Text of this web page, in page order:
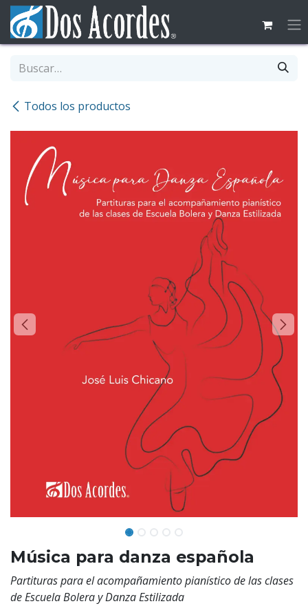
Ir al contenido
Todos los productos
Música para danza española
Partituras para el acompañamiento pianístico de las clases
de Escuela Bolera y Danza Estilizada